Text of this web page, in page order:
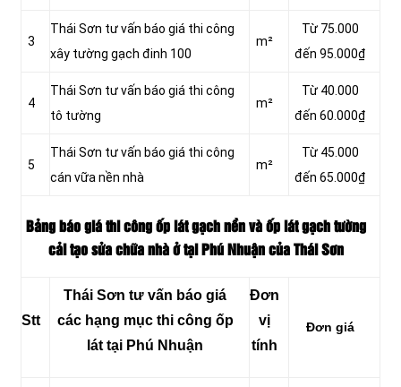
3
Thái Sơn tư vấn báo giá thi công
xây tường gạch đinh 100
m²
Từ 75.000
đến 95.000₫
4
Thái Sơn tư vấn báo giá thi công
tô tường
m²
Từ 40.000
đến 60.000₫
5
Thái Sơn tư vấn báo giá thi công
cán vữa nền nhà
m²
Từ 45.000
đến 65.000₫
Bảng báo giá thi công ốp lát gạch nền và ốp lát gạch tường
cải tạo sửa chữa nhà ở tại Phú Nhuận của Thái Sơn
Stt
Thái Sơn tư vấn báo giá
các hạng mục thi công ốp
lát tại Phú Nhuận
Đơn
vị
tính
Đơn giá